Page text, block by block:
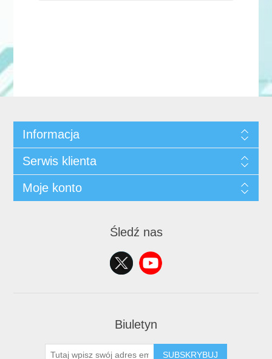
Informacja
Serwis klienta
Moje konto
Śledź nas
Biuletyn
SUBSKRYBUJ